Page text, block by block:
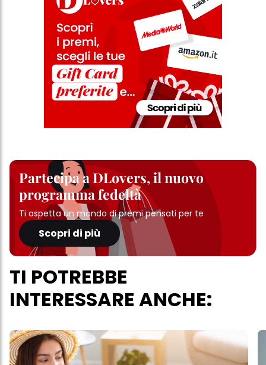
Partecipa a DLovers, il nuovo
programma fedeltà
Ti aspetta un mondo di premi pensati per te
Scopri di più
TI POTREBBE
INTERESSARE ANCHE: